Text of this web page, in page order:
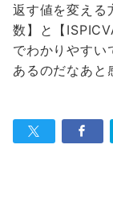
返す値を変える
数】と【
でわかりやすい
あるのだなあと